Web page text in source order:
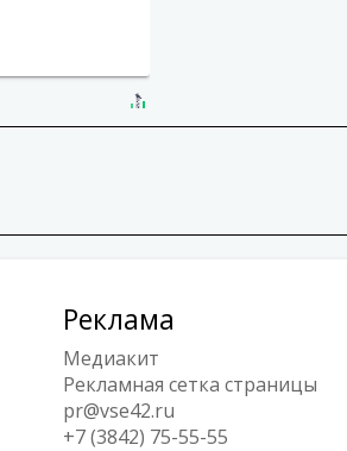
Реклама
Медиакит
Рекламная сетка страницы
pr@vse42.ru
+7 (3842) 75-55-55